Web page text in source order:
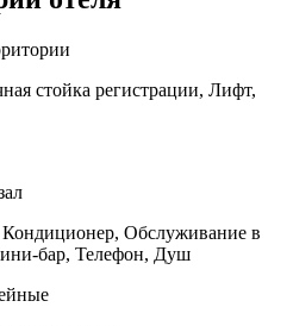
стойка регистрации, Лифт,
Обслуживание в
бар, Телефон, Душ